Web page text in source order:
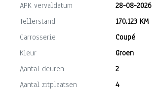
APK vervaldatum
28-08-2026
Tellerstand
170.123 KM
Carrosserie
Coupé
Kleur
Groen
Aantal deuren
2
Aantal zitplaatsen
4